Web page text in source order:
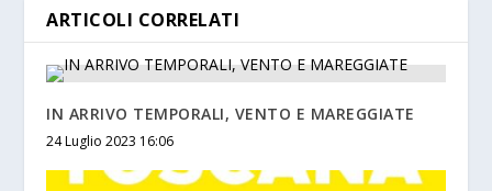
ARTICOLI CORRELATI
IN ARRIVO TEMPORALI, VENTO E MAREGGIATE
24 Luglio 2023 16:06